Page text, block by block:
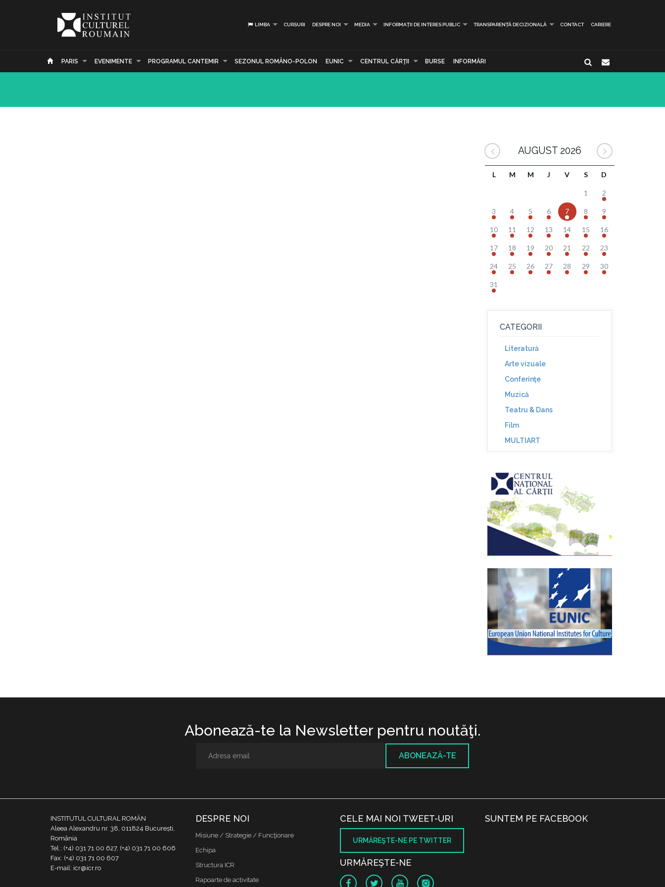
LIMBA CURSURI DESPRE NOI MEDIA INFORMAȚII DE INTERES PUBLIC TRANSPARENȚĂ DECIZIONALĂ CONTACT CARIERE
PARIS EVENIMENTE PROGRAMUL CANTEMIR SEZONUL ROMÂNO-POLON EUNIC CENTRUL CĂRŢII BURSE INFORMĂRI
AUGUST 2026
L M M J V S D
1 2
3 4 5 6 7 8 9
10 11 12 13 14 15 16
17 18 19 20 21 22 23
24 25 26 27 28 29 30
31
CATEGORII
Literatură
Arte vizuale
Conferinţe
Muzică
Teatru & Dans
Film
MULTIART
Abonează-te la Newsletter pentru noutăţi.
ABONEAZĂ-TE
INSTITUTUL CULTURAL ROMÂN
Aleea Alexandru nr. 38, 011824 București,
România
Tel.: (+4) 031 71 00 627, (+4) 031 71 00 606
Fax: (+4) 031 71 00 607
E-mail: icr@icr.ro
DESPRE NOI
Misiune / Strategie / Funcţionare
Echipa
Structura ICR
Rapoarte de activitate
CELE MAI NOI TWEET-URI
URMĂREŞTE-NE PE TWITTER
URMĂREŞTE-NE
SUNTEM PE FACEBOOK